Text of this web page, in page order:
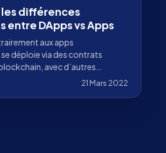
différences
entre DApps vs Apps
aux apps
déploie via des contrats
avec d’autres
21 Mars 2022